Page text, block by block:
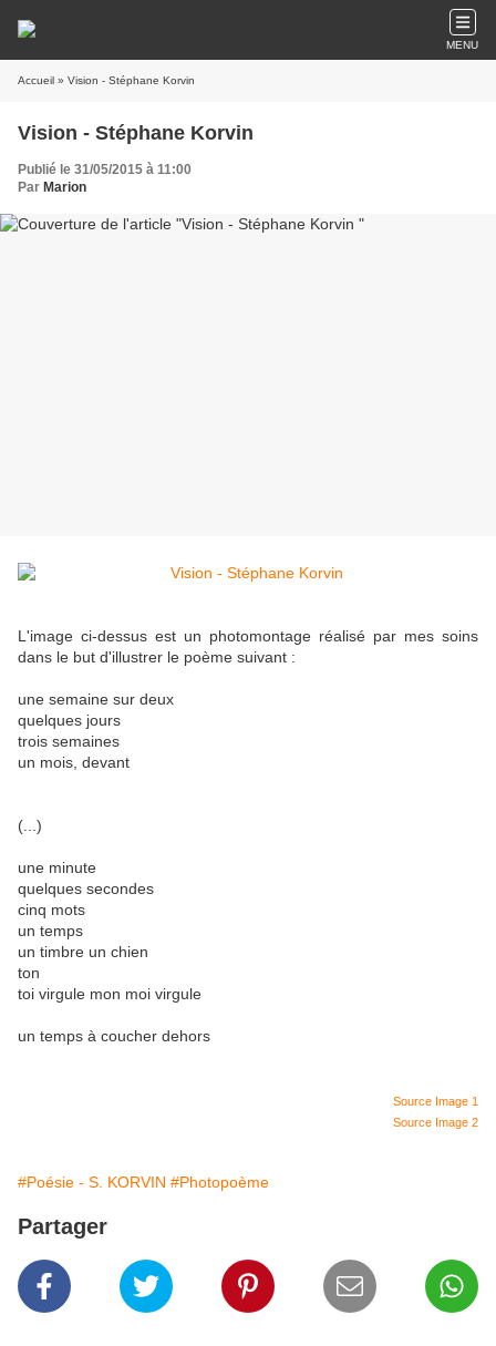
MENU
Accueil » Vision - Stéphane Korvin
Vision - Stéphane Korvin
Publié le 31/05/2015 à 11:00
Par Marion
L'image ci-dessus est un photomontage réalisé par mes soins
dans le but d'illustrer le poème suivant :
une semaine sur deux
quelques jours
trois semaines
un mois, devant
(...)
une minute
quelques secondes
cinq mots
un temps
un timbre un chien
ton
toi virgule mon moi virgule
un temps à coucher dehors
Source Image 1
Source Image 2
#Poésie - S. KORVIN #Photopoème
Partager